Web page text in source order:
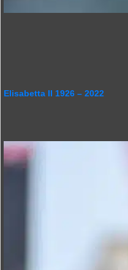
Elisabetta II 1926 – 2022